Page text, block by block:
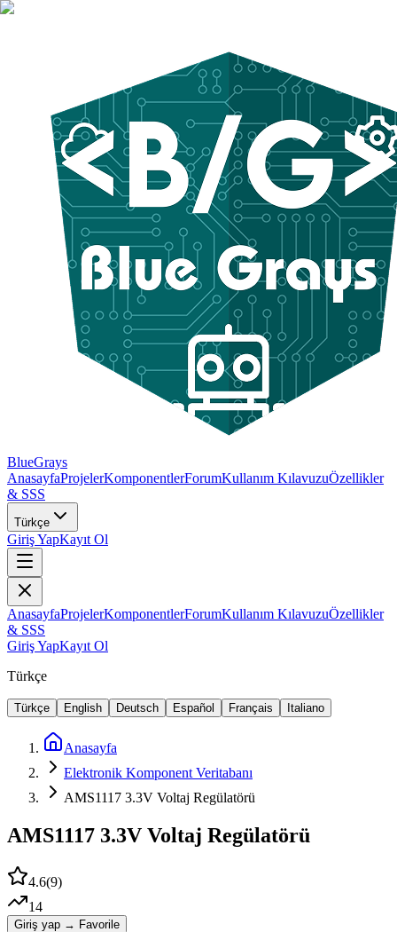
BlueGrays
AnasayfaProjelerKomponentlerForumKullanım KılavuzuÖzellikler
& SSS
Türkçe
Giriş YapKayıt Ol
AnasayfaProjelerKomponentlerForumKullanım KılavuzuÖzellikler
& SSS
Giriş YapKayıt Ol
Türkçe
Türkçe English Deutsch Español Français Italiano
Anasayfa
Elektronik Komponent Veritabanı
AMS1117 3.3V Voltaj Regülatörü
AMS1117 3.3V Voltaj Regülatörü
4.6(9)
14
Giriş yap → Favorile